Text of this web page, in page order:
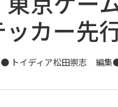
カー先
トイディア松田崇志 編集